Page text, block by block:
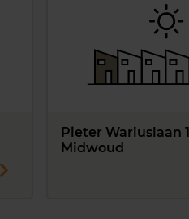
Pieter Wariuslaan
Midwoud